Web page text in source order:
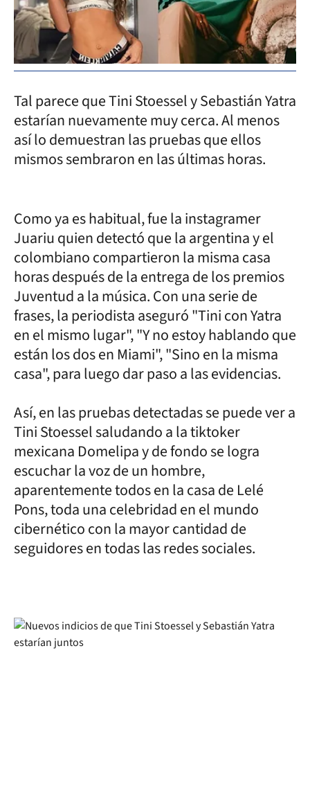
Tal parece que Tini Stoessel y Sebastián Yatra
estarían nuevamente muy cerca. Al menos
así lo demuestran las pruebas que ellos
mismos sembraron en las últimas horas.
Como ya es habitual, fue la instagramer
Juariu quien detectó que la argentina y el
colombiano compartieron la misma casa
horas después de la entrega de los premios
Juventud a la música. Con una serie de
frases, la periodista aseguró "Tini con Yatra
en el mismo lugar", "Y no estoy hablando que
están los dos en Miami", "Sino en la misma
casa", para luego dar paso a las evidencias.
Así, en las pruebas detectadas se puede ver a
Tini Stoessel saludando a la tiktoker
mexicana Domelipa y de fondo se logra
escuchar la voz de un hombre,
aparentemente todos en la casa de Lelé
Pons, toda una celebridad en el mundo
cibernético con la mayor cantidad de
seguidores en todas las redes sociales.